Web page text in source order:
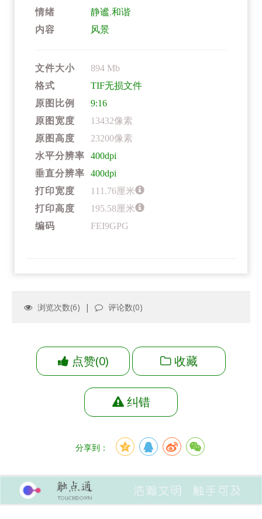
情绪
静谧,和谐
内容
风景
文件大小
894 Mb
格式
TIF无损文件
原图比例
9:16
原图宽度
13432像素
原图高度
23200像素
水平分辨率
400dpi
垂直分辨率
400dpi
打印宽度
111.76厘米
打印高度
195.58厘米
编码
FEI9GPG
浏览次数(6) | 评论数(0)
点赞(0) 收藏
纠错
分享到：